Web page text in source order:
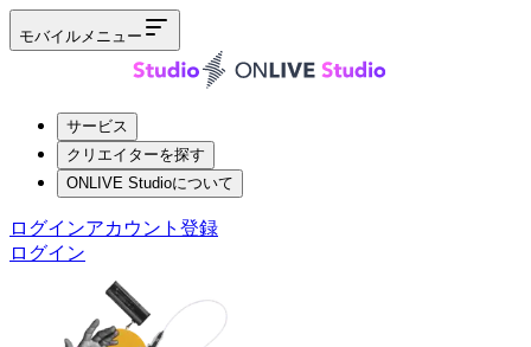
モバイルメニュー
サービス
クリエイターを探す
ONLIVE Studioについて
ログインアカウント登録
ログイン